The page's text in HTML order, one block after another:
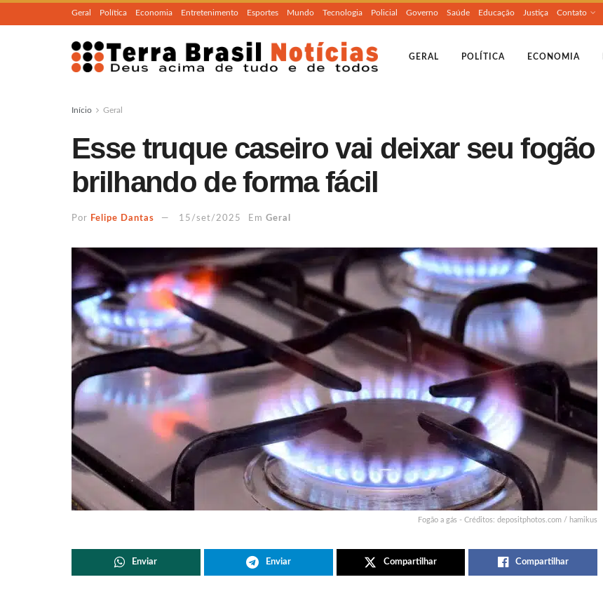
Geral Política Economia Entretenimento Esportes Mundo Tecnologia Policial Governo Saúde Educação Justiça Contato
GERAL POLÍTICA ECONOMIA
Início Geral
Esse truque caseiro vai deixar seu fogão
brilhando de forma fácil
Por Felipe Dantas 15/set/2025 Em Geral
Fogão a gás - Créditos: depositphotos.com / hamikus
Enviar Enviar Compartilhar Compartilhar